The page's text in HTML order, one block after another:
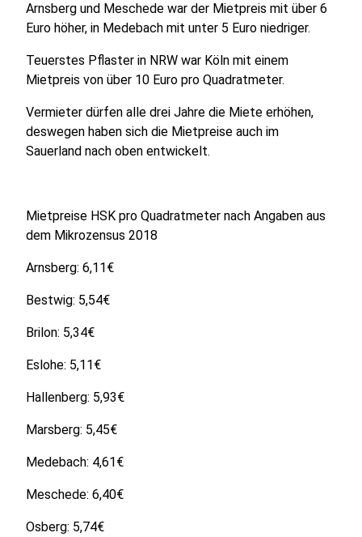
Arnsberg und Meschede war der Mietpreis mit über 6
Euro höher, in Medebach mit unter 5 Euro niedriger.
Teuerstes Pflaster in NRW war Köln mit einem
Mietpreis von über 10 Euro pro Quadratmeter.
Vermieter dürfen alle drei Jahre die Miete erhöhen,
deswegen haben sich die Mietpreise auch im
Sauerland nach oben entwickelt.
Mietpreise HSK pro Quadratmeter nach Angaben aus
dem Mikrozensus 2018
Arnsberg: 6,11€
Bestwig: 5,54€
Brilon: 5,34€
Eslohe: 5,11€
Hallenberg: 5,93€
Marsberg: 5,45€
Medebach: 4,61€
Meschede: 6,40€
Osberg: 5,74€